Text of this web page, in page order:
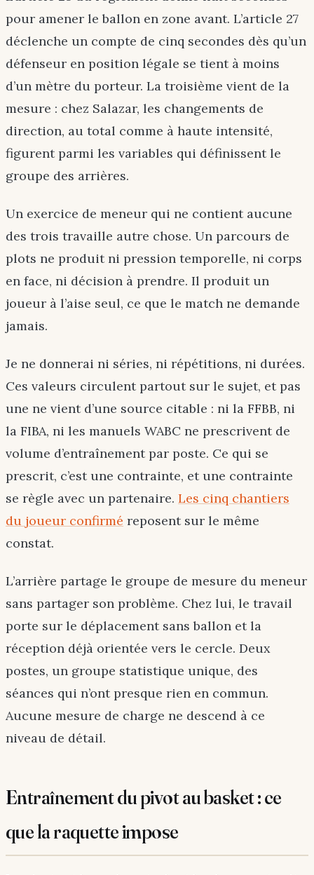
pour amener le ballon en zone avant. L’article 27
déclenche un compte de cinq secondes dès qu’un
défenseur en position légale se tient à moins
d’un mètre du porteur. La troisième vient de la
mesure : chez Salazar, les changements de
direction, au total comme à haute intensité,
figurent parmi les variables qui définissent le
groupe des arrières.
Un exercice de meneur qui ne contient aucune
des trois travaille autre chose. Un parcours de
plots ne produit ni pression temporelle, ni corps
en face, ni décision à prendre. Il produit un
joueur à l’aise seul, ce que le match ne demande
jamais.
Je ne donnerai ni séries, ni répétitions, ni durées.
Ces valeurs circulent partout sur le sujet, et pas
une ne vient d’une source citable : ni la FFBB, ni
la FIBA, ni les manuels WABC ne prescrivent de
volume d’entraînement par poste. Ce qui se
prescrit, c’est une contrainte, et une contrainte
se règle avec un partenaire. Les cinq chantiers
du joueur confirmé reposent sur le même
constat.
L’arrière partage le groupe de mesure du meneur
sans partager son problème. Chez lui, le travail
porte sur le déplacement sans ballon et la
réception déjà orientée vers le cercle. Deux
postes, un groupe statistique unique, des
séances qui n’ont presque rien en commun.
Aucune mesure de charge ne descend à ce
niveau de détail.
Entraînement du pivot au basket : ce
que la raquette impose